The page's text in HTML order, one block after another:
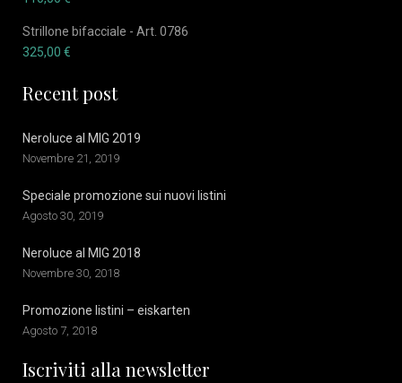
Strillone bifacciale - Art. 0786
325,00 €
Recent post
Neroluce al MIG 2019
Novembre 21, 2019
Speciale promozione sui nuovi listini
Agosto 30, 2019
Neroluce al MIG 2018
Novembre 30, 2018
Promozione listini – eiskarten
Agosto 7, 2018
Iscriviti alla newsletter